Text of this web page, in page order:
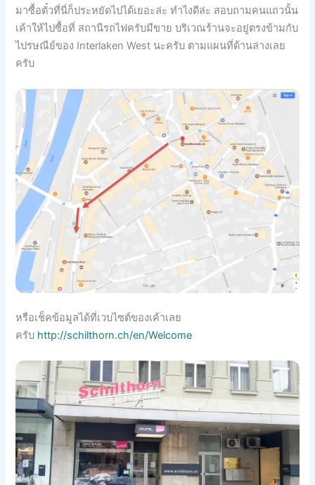
มาซื้อตั๋วที่นี่ก็ประหยัดไปได้เยอะล่ะ ทำไงดีล่ะ สอบถามคนแถวนั้น
เค้าให้ไปซื้อที่ สถานีรถไฟครับมีขาย บริเวณร้านจะอยู่ตรงข้ามกับ
ไปรษณีย์ของ Interlaken West นะครับ ตามแผนที่ด้านล่างเลย
ครับ
หรือเช็คข้อมูลได้ที่เวบไซต์ของเค้าเลย
ครับ http://schilthorn.ch/en/Welcome